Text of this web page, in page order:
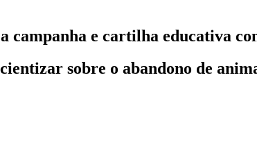
campanha e cartilha educativa
sobre o abandono de